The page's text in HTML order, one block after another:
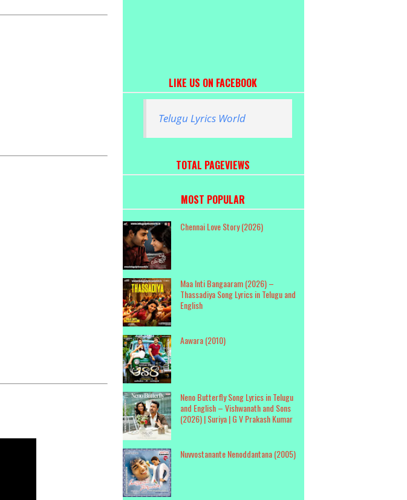
LIKE US ON FACEBOOK
Telugu Lyrics World
TOTAL PAGEVIEWS
MOST POPULAR
Chennai Love Story (2026)
Maa Inti Bangaaram (2026) –
Thassadiya Song Lyrics in Telugu and
English
Aawara (2010)
Neno Butterfly Song Lyrics in Telugu
and English – Vishwanath and Sons
(2026) | Suriya | G V Prakash Kumar
Nuvvostanante Nenoddantana (2005)